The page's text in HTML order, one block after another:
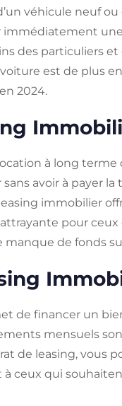
véhicule neuf
des particuliers
est de plus
2024.
à long
avoir à payer
immobilier
pour
de fonds
de financer un
mensuels
de leasing, vous
ceux qui